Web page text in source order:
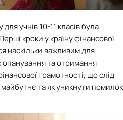
учнів 10-11 класів була
кроки у країну фінансової
наскільки важливим для
опанування та отримання
грамотності, що слід
та як уникнути помилок